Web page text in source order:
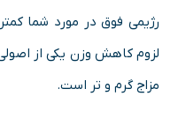
رژیمی فوق در مورد شما
لزوم کاهش وزن یکی از اصولی
مزاج گرم و تر است.